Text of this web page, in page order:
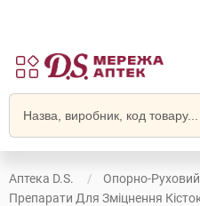
Аптека D.S.
Опорно-
Препарати Для Зміцнення